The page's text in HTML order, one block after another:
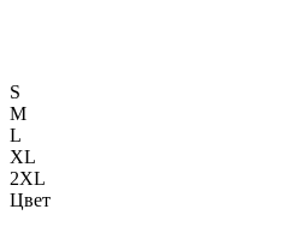
S
M
L
XL
2XL
Цвет